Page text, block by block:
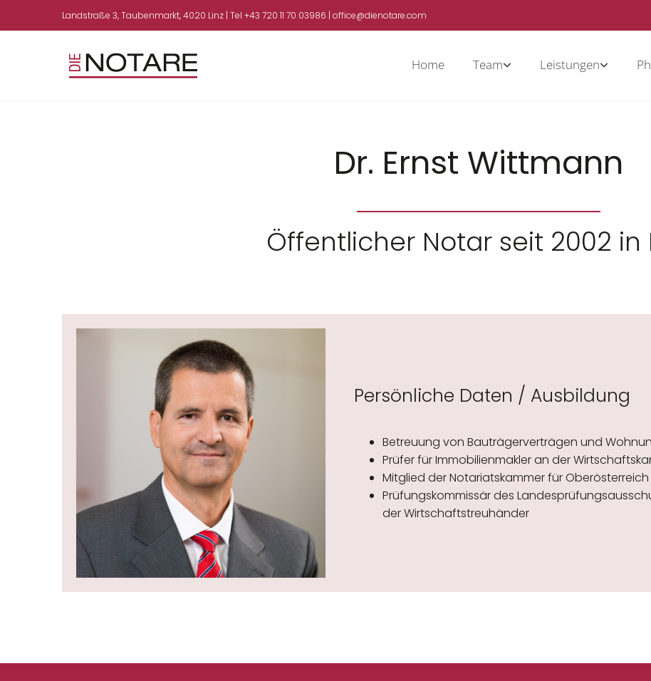
Landstraße 3, Taubenmarkt, 4020 Linz | Tel +43 720 11 70 03986 | office@dienotare.com
Home Team Leistungen
Dr. Ernst Wittmann
Öffentlicher Notar seit 2002 in
Persönliche Daten / Ausbildung
Betreuung von Bauträgerverträgen und
Prüfer für Immobilienmakler an der
Mitglied der Notariatskammer für Oberösterreich
Prüfungskommissär des
der Wirtschaftstreuhänder